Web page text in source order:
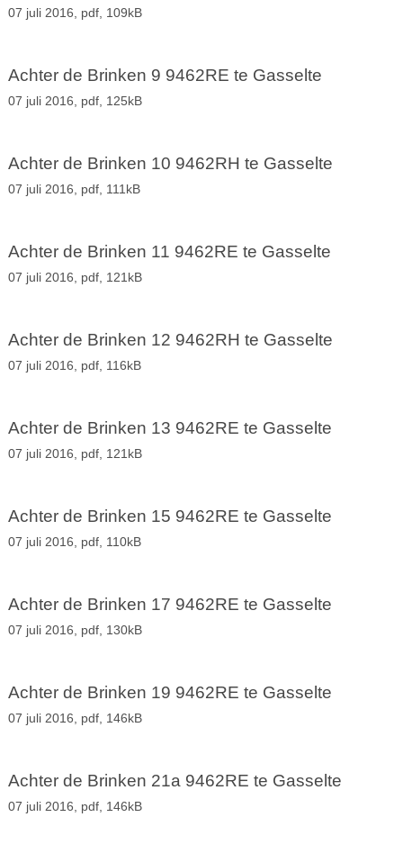
07 juli 2016, pdf, 109kB
Achter de Brinken 9 9462RE te Gasselte
07 juli 2016, pdf, 125kB
Achter de Brinken 10 9462RH te Gasselte
07 juli 2016, pdf, 111kB
Achter de Brinken 11 9462RE te Gasselte
07 juli 2016, pdf, 121kB
Achter de Brinken 12 9462RH te Gasselte
07 juli 2016, pdf, 116kB
Achter de Brinken 13 9462RE te Gasselte
07 juli 2016, pdf, 121kB
Achter de Brinken 15 9462RE te Gasselte
07 juli 2016, pdf, 110kB
Achter de Brinken 17 9462RE te Gasselte
07 juli 2016, pdf, 130kB
Achter de Brinken 19 9462RE te Gasselte
07 juli 2016, pdf, 146kB
Achter de Brinken 21a 9462RE te Gasselte
07 juli 2016, pdf, 146kB